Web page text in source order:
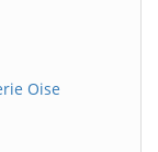
Oise